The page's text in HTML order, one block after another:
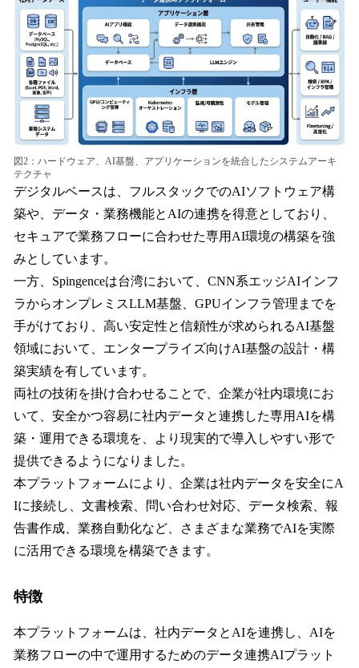
図2：ハードウェア、AI基盤、アプリケーションを統合したシステムアーキ
テクチャ
デジタルベースは、フルスタックでのAIソフトウェア構
築や、データ・業務機能とAIの連携を得意としており、
セキュアで業務フローに合わせた専用AI環境の構築を強
みとしています。
一方、Spingenceは台湾において、CNN系エッジAIインフ
ラからオンプレミスLLM基盤、GPUインフラ管理までを
手がけており、高い安定性と信頼性が求められるAI基盤
領域において、エンタープライズ向けAI基盤の設計・構
築実績を有しています。
両社の技術を掛け合わせることで、企業が社内環境にお
いて、安全かつ容易に社内データと連携した専用AIを構
築・運用できる環境を、より現実的で導入しやすい形で
提供できるようになりました。
本プラットフォームにより、企業は社内データを安全にA
Iに接続し、文書検索、問い合わせ対応、データ検索、報
告書作成、業務自動化など、さまざまな業務でAIを実際
に活用できる環境を構築できます。
特徴
本プラットフォームは、社内データとAIを連携し、AIを
業務フローの中で運用するためのデータ連携AIプラット